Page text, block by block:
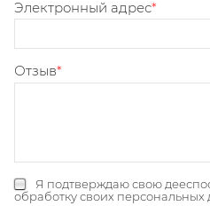
Электронный адрес
Отзыв
Я подтверждаю свою
обработку своих персональных